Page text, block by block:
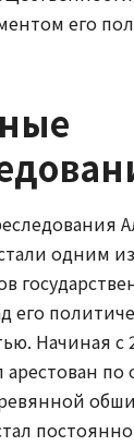
его
одним
его
Начиная с
арестован